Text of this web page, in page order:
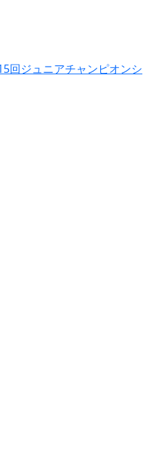
回ジュニアチャンピオンシ